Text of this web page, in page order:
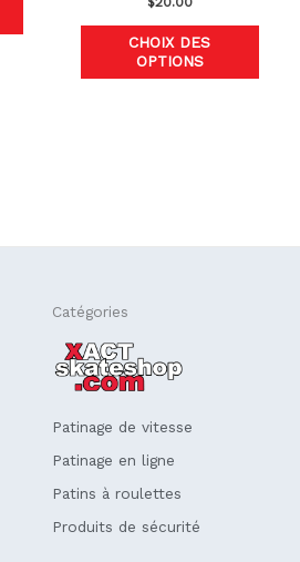
CHOIX DES
OPTIONS
Catégories
Patinage de vitesse
Patinage en ligne
Patins à roulettes
Produits de sécurité